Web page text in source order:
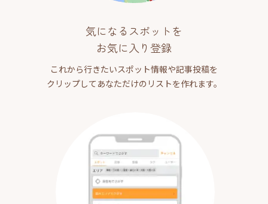
気になるスポットを
お気に入り登録
これから行きたいスポット情報や記事投稿を
クリップしてあなただけのリストを作れます。